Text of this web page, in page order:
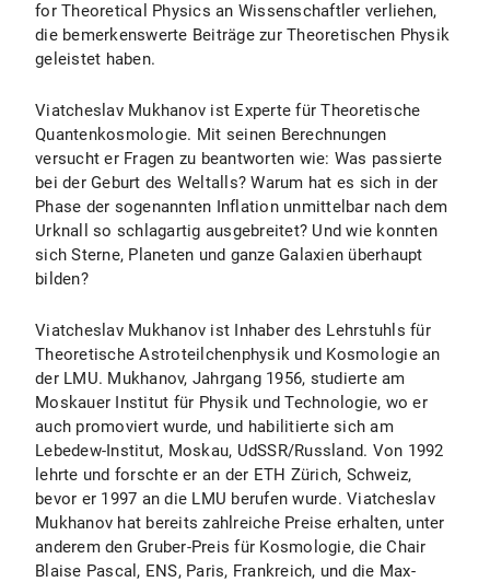
for Theoretical Physics an Wissenschaftler verliehen,
die bemerkenswerte Beiträge zur Theoretischen Physik
geleistet haben.
Viatcheslav Mukhanov ist Experte für Theoretische
Quantenkosmologie. Mit seinen Berechnungen
versucht er Fragen zu beantworten wie: Was passierte
bei der Geburt des Weltalls? Warum hat es sich in der
Phase der sogenannten Inflation unmittelbar nach dem
Urknall so schlagartig ausgebreitet? Und wie konnten
sich Sterne, Planeten und ganze Galaxien überhaupt
bilden?
Viatcheslav Mukhanov ist Inhaber des Lehrstuhls für
Theoretische Astroteilchenphysik und Kosmologie an
der LMU. Mukhanov, Jahrgang 1956, studierte am
Moskauer Institut für Physik und Technologie, wo er
auch promoviert wurde, und habilitierte sich am
Lebedew-Institut, Moskau, UdSSR/Russland. Von 1992
lehrte und forschte er an der ETH Zürich, Schweiz,
bevor er 1997 an die LMU berufen wurde. Viatcheslav
Mukhanov hat bereits zahlreiche Preise erhalten, unter
anderem den Gruber-Preis für Kosmologie, die Chair
Blaise Pascal, ENS, Paris, Frankreich, und die Max-